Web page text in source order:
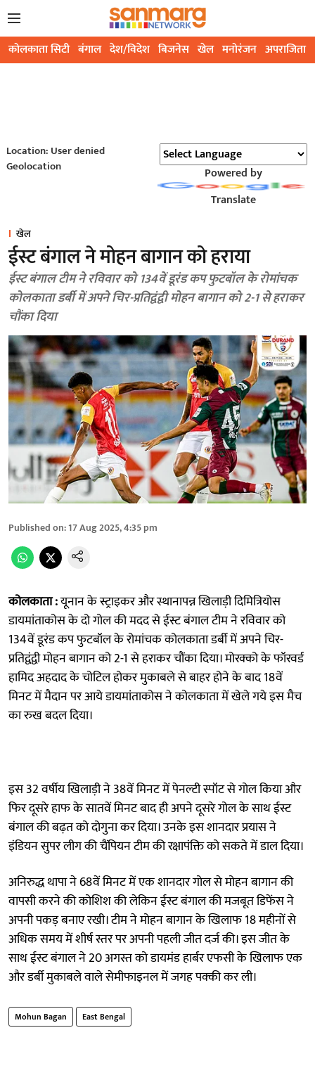
कोलकाता सिटी बंगाल देश/विदेश बिजनेस खेल मनोरंजन अपराजिता
Location: User denied
Geolocation
Powered by
Translate
खेल
ईस्ट बंगाल ने मोहन बागान को हराया
ईस्ट बंगाल टीम ने रविवार को 134वें डूरंड कप फुटबॉल के रोमांचक
कोलकाता डर्बी में अपने चिर-प्रतिद्वंद्वी मोहन बागान को 2-1 से हराकर
चौंका दिया
Published on:17 Aug 2025, 4:35 pm
कोलकाता :यूनान के स्ट्राइकर और स्थानापन्न खिलाड़ी दिमित्रियोस
डायमांताकोस के दो गोल की मदद से ईस्ट बंगाल टीम ने रविवार को
134वें डूरंड कप फुटबॉल के रोमांचक कोलकाता डर्बी में अपने चिर-
प्रतिद्वंद्वी मोहन बागान को 2-1 से हराकर चौंका दिया। मोरक्को के फॉरवर्ड
हामिद अहदाद के चोटिल होकर मुकाबले से बाहर होने के बाद 18वें
मिनट में मैदान पर आये डायमांताकोस ने कोलकाता में खेले गये इस मैच
का रुख बदल दिया।
इस 32 वर्षीय खिलाड़ी ने 38वें मिनट में पेनल्टी स्पॉट से गोल किया और
फिर दूसरे हाफ के सातवें मिनट बाद ही अपने दूसरे गोल के साथ ईस्ट
बंगाल की बढ़त को दोगुना कर दिया। उनके इस शानदार प्रयास ने
इंडियन सुपर लीग की चैंपियन टीम की रक्षापंक्ति को सकते में डाल दिया।
अनिरुद्ध थापा ने 68वें मिनट में एक शानदार गोल से मोहन बागान की
वापसी करने की कोशिश की लेकिन ईस्ट बंगाल की मजबूत डिफेंस ने
अपनी पकड़ बनाए रखी। टीम ने मोहन बागान के खिलाफ 18 महीनों से
अधिक समय में शीर्ष स्तर पर अपनी पहली जीत दर्ज की। इस जीत के
साथ ईस्ट बंगाल ने 20 अगस्त को डायमंड हार्बर एफसी के खिलाफ एक
और डर्बी मुकाबले वाले सेमीफाइनल में जगह पक्की कर ली।
Mohun Bagan East Bengal